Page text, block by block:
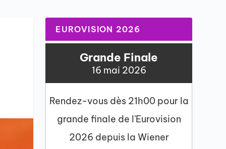
EUROVISION 2026
Grande Finale
16 mai 2026
Rendez-vous dès 21h00 pour la
grande finale de l'Eurovision
2026 depuis la Wiener